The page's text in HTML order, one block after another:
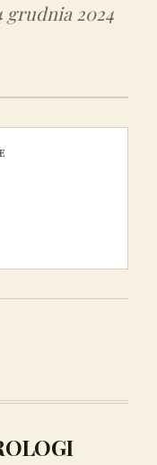
grudnia 2024